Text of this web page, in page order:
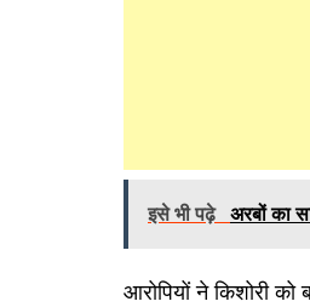
इसे भी पढ़े अरबों का
आरोपियों ने किशोरी